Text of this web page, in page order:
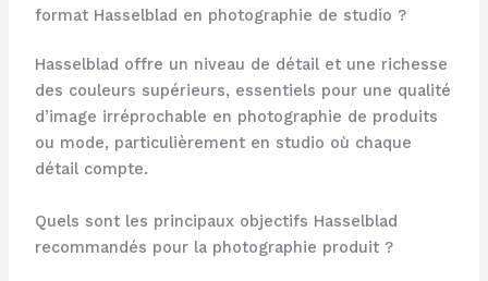
format Hasselblad en photographie de studio ?
Hasselblad offre un niveau de détail et une richesse
des couleurs supérieurs, essentiels pour une qualité
d’image irréprochable en photographie de produits
ou mode, particulièrement en studio où chaque
détail compte.
Quels sont les principaux objectifs Hasselblad
recommandés pour la photographie produit ?